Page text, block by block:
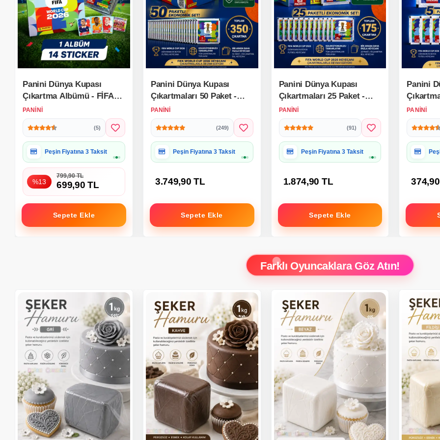
Panini Dünya Kupası
Çıkartma Albümü - FİFA
Dünya Kupası Çıkartma
Albümü 2026
PANINI
(5)
Hediye Paketine Uygun
%13
799,90 TL
699,90 TL
Sepete Ekle
Panini Dünya Kupası
Çıkartmaları 50 Paket -
FIFA World Cup 2026
Çıkartma Paketi
PANINI
(249)
Hediye Paketine Uygun
3.749,90 TL
Sepete Ekle
Panini Dünya Kupası
Çıkartmaları 25 Paket -
FIFA World Cup 2026
Çıkartma Paketi
PANINI
(91)
Hediye Paketine Uygun
1.874,90 TL
Sepete Ekle
Panini
World
Paketi
PANINI
Farklı Oyuncaklara Göz Atın!